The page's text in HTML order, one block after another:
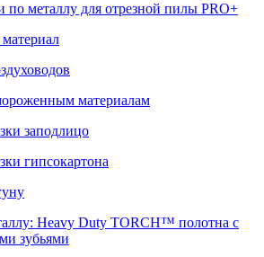
по металлу для отрезной пилы PRO+
материалам
заподлицо
гипсокартона
Heavy Duty TORCH™ полотна с
зубьями